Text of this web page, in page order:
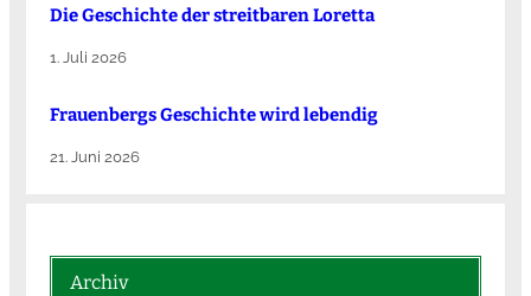
Die Ge­schich­te der streit­ba­ren Lo­ret­ta
1. Juli 2026
Frauenbergs Geschichte wird lebendig
21. Juni 2026
Archiv